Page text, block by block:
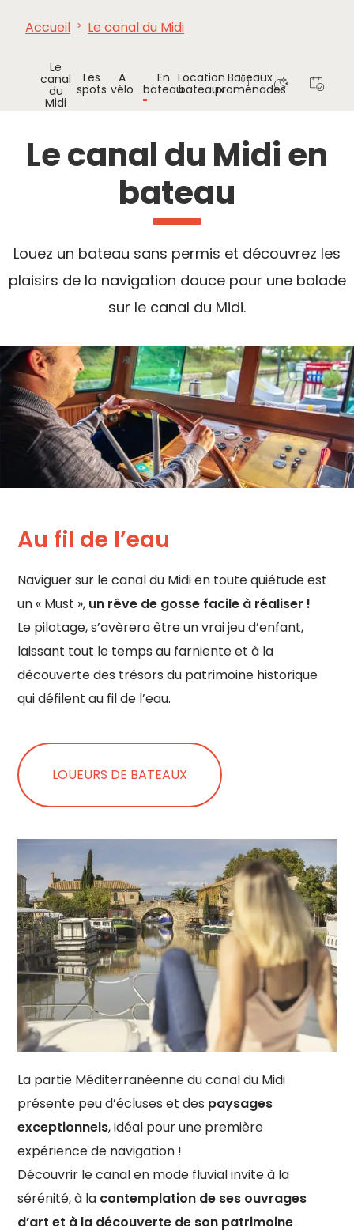
Accueil Le canal du Midi
Le
canal
du
Midi
Les
spots
A
vélo
En
bateau
Location
bateaux
Bateaux
promenades
Le canal du Midi en
bateau
Louez un bateau sans permis et découvrez les
plaisirs de la navigation douce pour une balade
sur le canal du Midi.
Au fil de l’eau
Naviguer sur le canal du Midi en toute quiétude est
un « Must », un rêve de gosse facile à réaliser !
Le pilotage, s’avèrera être un vrai jeu d’enfant,
laissant tout le temps au farniente et à la
découverte des trésors du patrimoine historique
qui défilent au fil de l’eau.
LOUEURS DE BATEAUX
La partie Méditerranéenne du canal du Midi
présente peu d’écluses et des paysages
exceptionnels, idéal pour une première
expérience de navigation !
Découvrir le canal en mode fluvial invite à la
sérénité, à la contemplation de ses ouvrages
d’art et à la découverte de son patrimoine